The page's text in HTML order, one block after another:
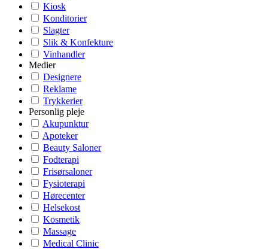
Kiosk
Konditorier
Slagter
Slik & Konfekture
Vinhandler
Medier
Designere
Reklame
Trykkerier
Personlig pleje
Akupunktur
Apoteker
Beauty Saloner
Fodterapi
Frisørsaloner
Fysioterapi
Hørecenter
Helsekost
Kosmetik
Massage
Medical Clinic